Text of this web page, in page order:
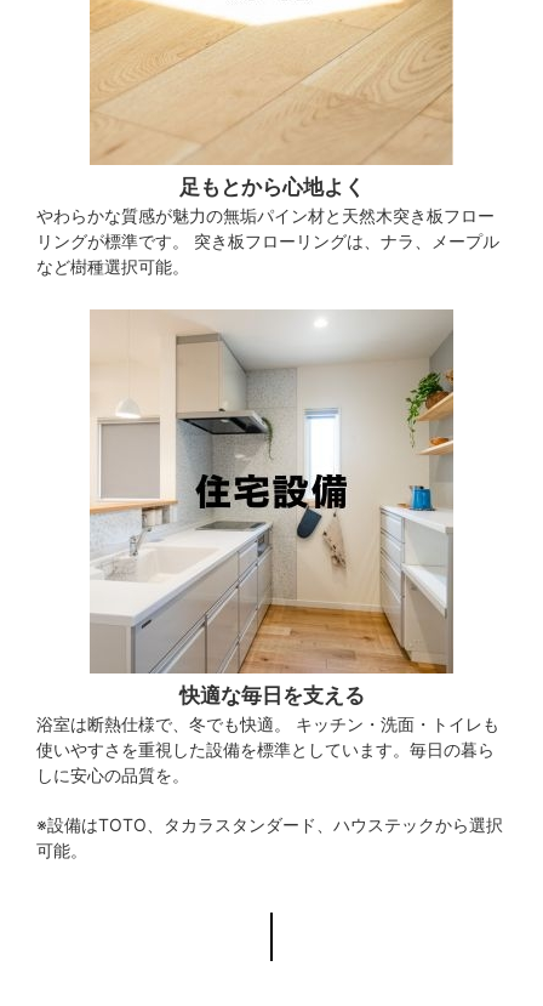
足もとから心地よく
やわらかな質感が魅力の無垢パイン材と天然木突き板フロー
リングが標準です。 突き板フローリングは、ナラ、メープル
など樹種選択可能。
快適な毎日を支える
浴室は断熱仕様で、冬でも快適。 キッチン・洗面・トイレも
使いやすさを重視した設備を標準としています。毎日の暮ら
しに安心の品質を。
※設備はTOTO、タカラスタンダード、ハウステックから選択
可能。